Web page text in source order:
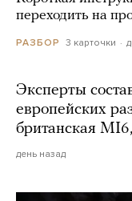
переходить на
РАЗБОР 3 карточки
Эксперты
европейских
британская
день назад